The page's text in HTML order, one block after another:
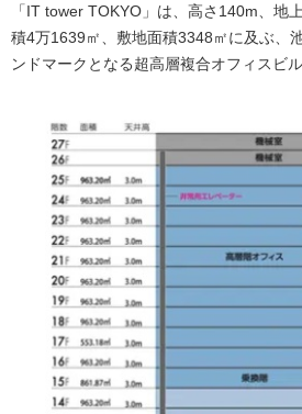
「IT tower TOKYO」は、高さ140m、地
積4万1639㎡、敷地面積3348㎡に及ぶ、
ンドマークとなる超高層複合オフィスビル